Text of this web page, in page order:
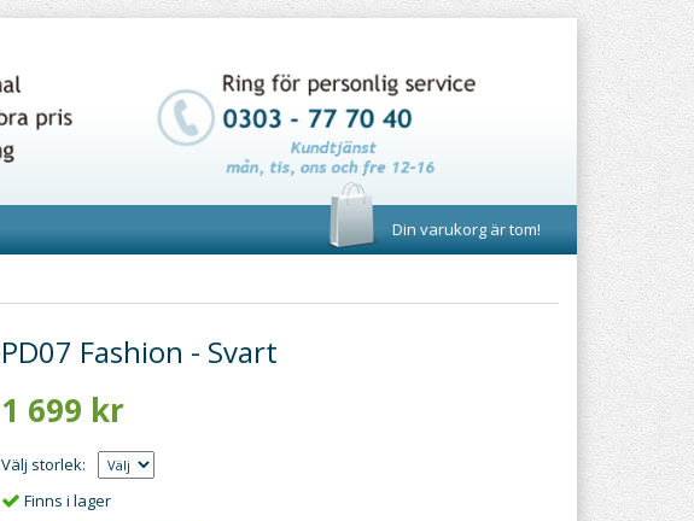
Din varukorg är tom!
PD07 Fashion - Svart
1 699 kr
Välj storlek:
Finns i lager